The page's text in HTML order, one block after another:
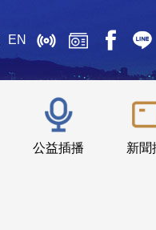
EN
公益插播 新聞